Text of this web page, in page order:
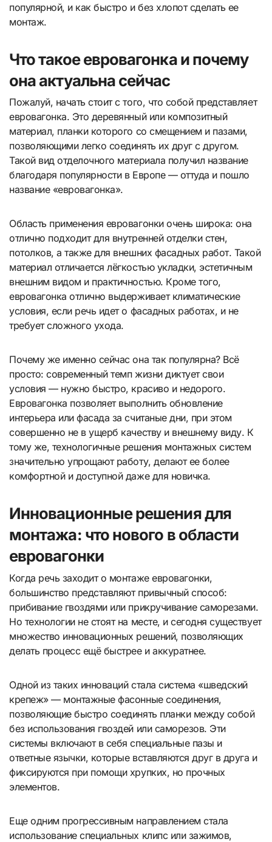
популярной, и как быстро и без хлопот сделать ее
монтаж.
Что такое евровагонка и почему
она актуальна сейчас
Пожалуй, начать стоит с того, что собой представляет
евровагонка. Это деревянный или композитный
материал, планки которого со смещением и пазами,
позволяющими легко соединять их друг с другом.
Такой вид отделочного материала получил название
благодаря популярности в Европе — оттуда и пошло
название «евровагонка».
Область применения евровагонки очень широка: она
отлично подходит для внутренней отделки стен,
потолков, а также для внешних фасадных работ. Такой
материал отличается лёгкостью укладки, эстетичным
внешним видом и практичностью. Кроме того,
евровагонка отлично выдерживает климатические
условия, если речь идет о фасадных работах, и не
требует сложного ухода.
Почему же именно сейчас она так популярна? Всё
просто: современный темп жизни диктует свои
условия — нужно быстро, красиво и недорого.
Евровагонка позволяет выполнить обновление
интерьера или фасада за считаные дни, при этом
совершенно не в ущерб качеству и внешнему виду. К
тому же, технологичные решения монтажных систем
значительно упрощают работу, делают ее более
комфортной и доступной даже для новичка.
Инновационные решения для
монтажа: что нового в области
евровагонки
Когда речь заходит о монтаже евровагонки,
большинство представляют привычный способ:
прибивание гвоздями или прикручивание саморезами.
Но технологии не стоят на месте, и сегодня существует
множество инновационных решений, позволяющих
делать процесс ещё быстрее и аккуратнее.
Одной из таких инноваций стала система «шведский
крепеж» — монтажные фасонные соединения,
позволяющие быстро соединять планки между собой
без использования гвоздей или саморезов. Эти
системы включают в себя специальные пазы и
ответные язычки, которые вставляются друг в друга и
фиксируются при помощи хрупких, но прочных
элементов.
Еще одним прогрессивным направлением стала
использование специальных клипс или зажимов,